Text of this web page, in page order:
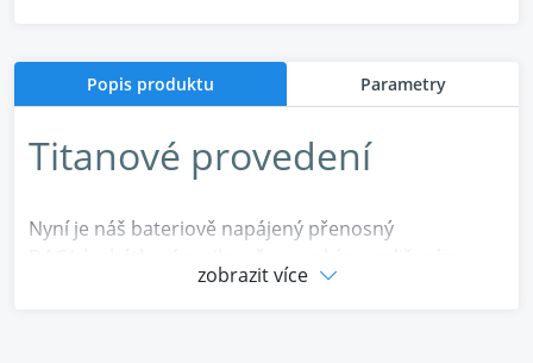
Popis produktu Parametry
Titanové provedení
Nyní je náš bateriově napájený přenosný
vyzdoben odstínem Titanium Shadow, který vyzařuje
zobrazit více